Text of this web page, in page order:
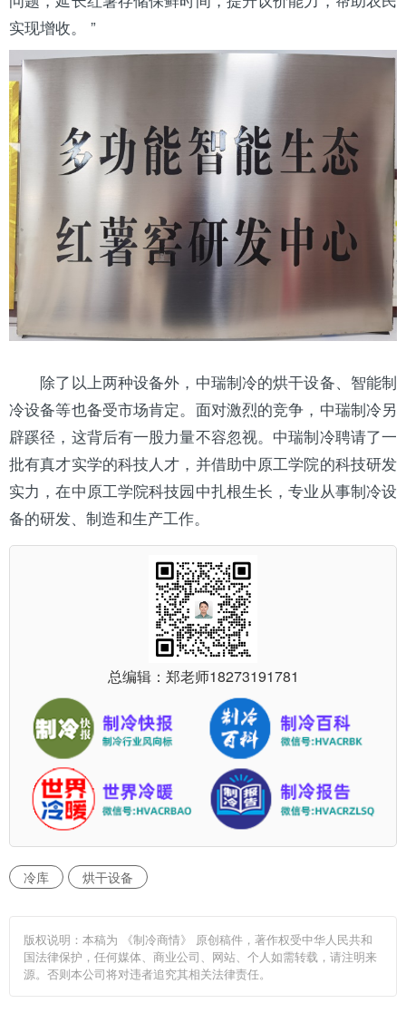
实现增收。 ”
除了以上两种设备外，中瑞制冷的烘干设备、智能制
冷设备等也备受市场肯定。面对激烈的竞争，中瑞制冷另
辟蹊径，这背后有一股力量不容忽视。中瑞制冷聘请了一
批有真才实学的科技人才，并借助中原工学院的科技研发
实力，在中原工学院科技园中扎根生长，专业从事制冷设
备的研发、制造和生产工作。
总编辑：郑老师18273191781
冷库 烘干设备
版权说明：本稿为 《制冷商情》 原创稿件，著作权受中华人民共和
国法律保护，任何媒体、商业公司、网站、个人如需转载，请注明来
源。否则本公司将对违者追究其相关法律责任。